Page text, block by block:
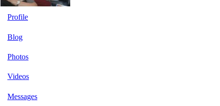
Profile
Blog
Photos
Videos
Messages